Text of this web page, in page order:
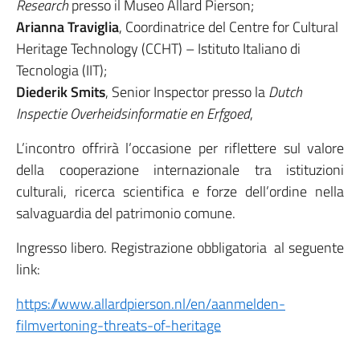
Researchpresso il Museo Allard Pierson;
Arianna Traviglia, Coordinatrice del Centre for Cultural
Heritage Technology (CCHT) – Istituto Italiano di
Tecnologia (IIT);
Diederik Smits, Senior Inspector presso laDutch
Inspectie Overheidsinformatie en Erfgoed,
L’incontro offrirà l’occasione per riflettere sul valore
della cooperazione internazionale tra istituzioni
culturali, ricerca scientifica e forze dell’ordine nella
salvaguardia del patrimonio comune.
Ingresso libero. Registrazione obbligatoria al seguente
link:
https://www.allardpierson.nl/en/aanmelden-
filmvertoning-threats-of-heritage